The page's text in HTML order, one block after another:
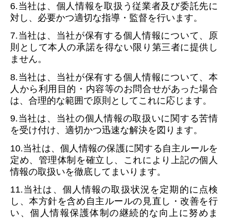
6.当社は、個人情報を取扱う従業者及び委託先に
対し、必要かつ適切な指導・監督を行います。
7.当社は、当社が保有する個人情報について、原
則として本人の承諾を得ない限り第三者に提供し
ません。
8.当社は、当社が保有する個人情報について、本
人から利用目的・内容等のお問合せがあった場合
は、合理的な範囲で原則としてこれに応じます。
9.当社は、当社の個人情報の取扱いに関する苦情
を受け付け、適切かつ迅速な解決を図ります。
10.当社は、個人情報の保護に関する自主ルールを
定め、管理体制を確立し、これにより上記の個人
情報の取扱いを徹底してまいります。
11.当社は、個人情報の取扱状況を定期的に点検
し、本方針を含め自主ルールの見直し・改善を行
い、個人情報保護体制の継続的な向上に努めま